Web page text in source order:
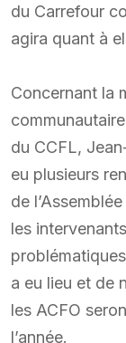
du Carrefour
agira quant à
Concernant la
du CCFL,
eu plusieurs
de
les
a eu lieu et de
les ACFO
l’année.